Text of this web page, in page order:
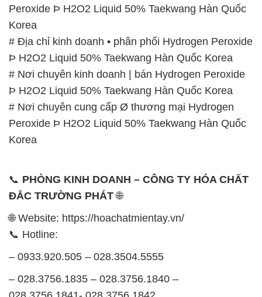
Peroxide Þ H2O2 Liquid 50% Taekwang Hàn Quốc
Korea
# Địa chỉ kinh doanh • phân phối Hydrogen Peroxide
Þ H2O2 Liquid 50% Taekwang Hàn Quốc Korea
# Nơi chuyên kinh doanh | bán Hydrogen Peroxide
Þ H2O2 Liquid 50% Taekwang Hàn Quốc Korea
# Nơi chuyên cung cấp Ø thương mại Hydrogen
Peroxide Þ H2O2 Liquid 50% Taekwang Hàn Quốc
Korea
📞 PHÒNG KINH DOANH – CÔNG TY HÓA CHẤT
ĐẮC TRƯỜNG PHÁT🌐
🌐 Website: https://hoachatmientay.vn/
📞 Hotline:
– 0933.920.505 – 028.3504.5555
– 028.3756.1835 – 028.3756.1840 –